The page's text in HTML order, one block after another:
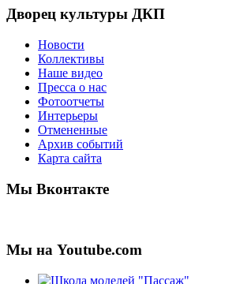
Дворец культуры ДКП
Новости
Коллективы
Наше видео
Пресса о нас
Фотоотчеты
Интерьеры
Отмененные
Архив событий
Карта сайта
Мы Вконтакте
Мы на Youtube.com